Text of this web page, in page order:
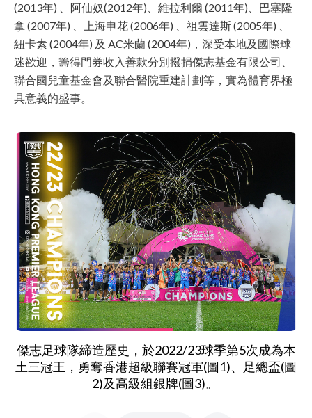
(2013年) 、阿仙奴(2012年)、維拉利爾 (2011年)、巴塞隆
拿 (2007年) 、上海申花 (2006年) 、祖雲達斯 (2005年) 、
紐卡素 (2004年) 及 AC米蘭 (2004年)，深受本地及國際球
迷歡迎，籌得門券收入善款分別撥捐傑志基金有限公司、
聯合國兒童基金會及聯合醫院重建計劃等，實為體育界極
具意義的盛事。
傑志足球隊締造歷史，於2022/23球季第5次成為本
土三冠王，勇奪香港超級聯賽冠軍(圖1)、足總盃(圖
2)及高級組銀牌(圖3)。